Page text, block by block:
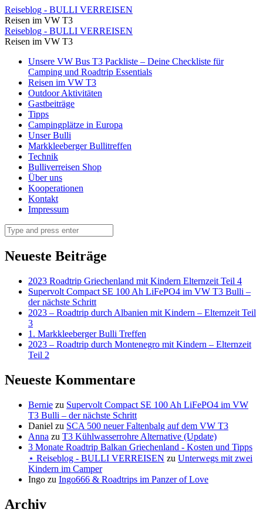
Wir
suchen
uns
ein
Campingplatz
für
die
Übernachtung
Reiseblog
BULLI
VERREISEN
Reiseblog - BULLI VERREISEN
Reisen im VW T3
Wir
suchen
uns
ein
Campingplatz
für
die
Übernachtung
Reiseblog
BULLI
VERREISEN
Reiseblog - BULLI VERREISEN
Reisen im VW T3
Skip
content
Unsere VW Bus T3 Packliste – Deine Checkliste für
Camping und Roadtrip Essentials
Reisen im VW T3
Outdoor Aktivitäten
Gastbeiträge
Tipps
Campingplätze in Europa
Unser Bulli
Markkleeberger Bullitreffen
Technik
Bulliverreisen Shop
Über uns
Kooperationen
Kontakt
Impressum
Search
Neueste Beiträge
2023 Roadtrip Griechenland mit Kindern Elternzeit Teil 4
Supervolt Compact SE 100 Ah LiFePO4 im VW T3 Bulli –
der nächste Schritt
2023 – Roadtrip durch Albanien mit Kindern – Elternzeit Teil
3
1. Markkleeberger Bulli Treffen
2023 – Roadtrip durch Montenegro mit Kindern – Elternzeit
Teil 2
Neueste Kommentare
Bernie zu Supervolt Compact SE 100 Ah LiFePO4 im VW
T3 Bulli – der nächste Schritt
Daniel zu SCA 500 neuer Faltenbalg auf dem VW T3
Anna zu T3 Kühlwasserrohre Alternative (Update)
3 Monate Roadtrip Balkan Griechenland - Kosten und Tipps
⋆ Reiseblog - BULLI VERREISEN zu Unterwegs mit zwei
Kindern im Camper
Ingo zu Ingo666 & Roadtrips im Panzer of Love
Archiv